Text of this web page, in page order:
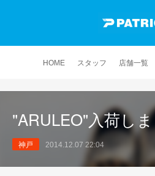
HOME スタッフ 店舗一覧
"ARULEO"入荷しま
神戸 2014.12.07 22:04